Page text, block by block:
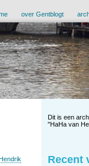
over Gentblogt
Dit is een
"HaHa van
Recent